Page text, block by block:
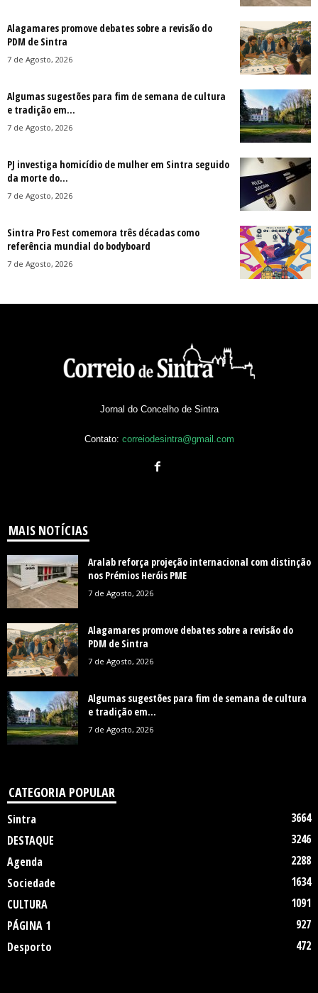
Alagamares promove debates sobre a revisão do
PDM de Sintra
7 de Agosto, 2026
Algumas sugestões para fim de semana de cultura
e tradição em...
7 de Agosto, 2026
PJ investiga homicídio de mulher em Sintra seguido
da morte do...
7 de Agosto, 2026
Sintra Pro Fest comemora três décadas como
referência mundial do bodyboard
7 de Agosto, 2026
Jornal do Concelho de Sintra
Contato: correiodesintra@gmail.com
MAIS NOTÍCIAS
Aralab reforça projeção internacional com distinção
nos Prémios Heróis PME
7 de Agosto, 2026
Alagamares promove debates sobre a revisão do
PDM de Sintra
7 de Agosto, 2026
Algumas sugestões para fim de semana de cultura
e tradição em...
7 de Agosto, 2026
CATEGORIA POPULAR
Sintra
3664
DESTAQUE
3246
Agenda
2288
Sociedade
1634
CULTURA
1091
PÁGINA 1
927
Desporto
472